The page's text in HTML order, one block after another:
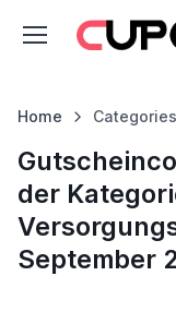
Home Categories
der
September